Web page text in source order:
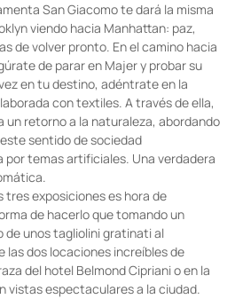
San Giacomo te dará la misma
viendo hacia Manhattan: paz,
de volver pronto. En el camino hacia
de parar en Majer y probar su
en tu destino, adéntrate en la
con textiles. A través de ella,
retorno a la naturaleza, abordando
sentido de sociedad
temas artificiales. Una verdadera
tres exposiciones es hora de
de hacerlo que tomando un
de unos tagliolini gratinati al
las dos locaciones increíbles de
del hotel Belmond Cipriani o en la
vistas espectaculares a la ciudad.